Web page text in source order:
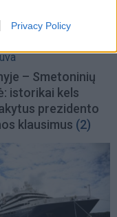
Privacy Policy
– Smetoninių
istorikai kels
prezidento
klausimus (2)